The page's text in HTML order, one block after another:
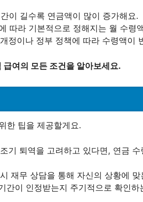
이 길수록 연금액이 많이 증가해요.
따라 기본적으로 정해지는 월 수령
정이나 정부 정책에 따라 수령액이
여의 모든 조건을 알아보세요.
한 팁을 제공할게요.
기 퇴역을 고려하고 있다면, 연금
재무 상담을 통해 자신의 상황에
간이 인정받는지 주기적으로 확인하